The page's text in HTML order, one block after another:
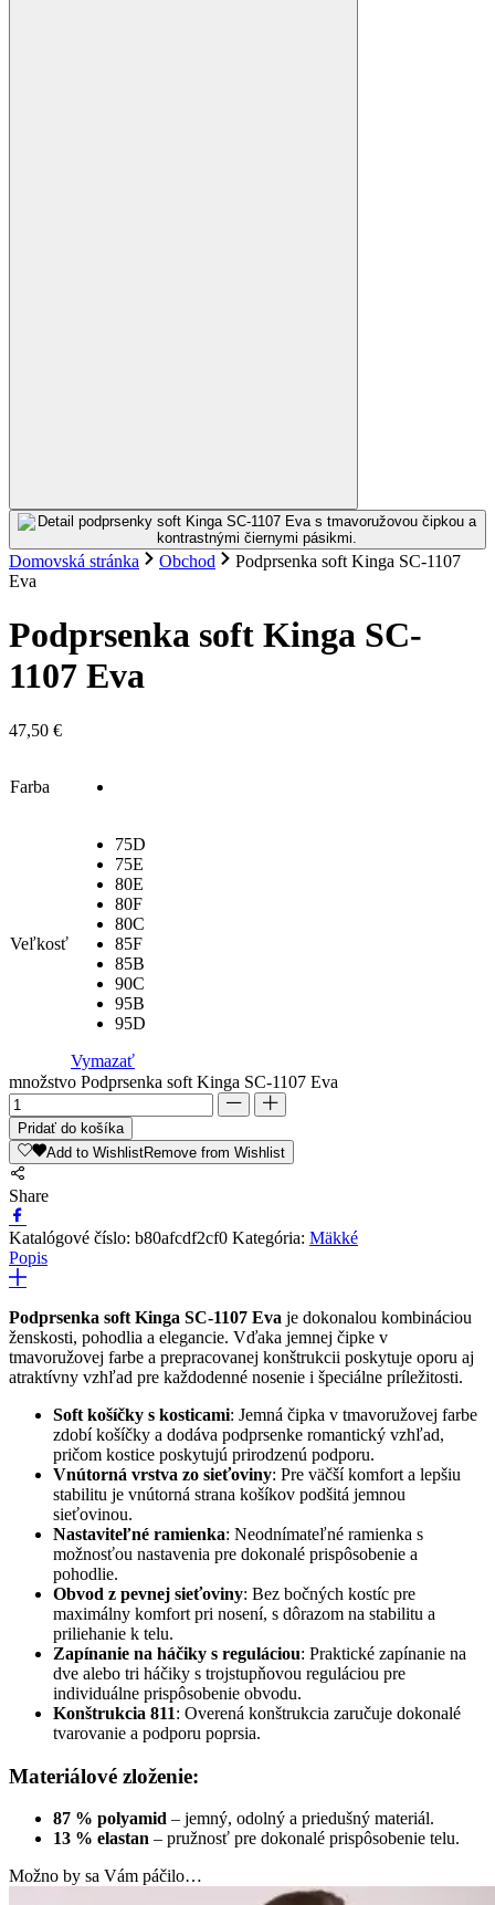
Domovská stránka Obchod
Podprsenka soft Kinga SC-1107
Eva
Podprsenka soft Kinga SC-
1107 Eva
47,50 €
Farba
Veľkosť
75D
75E
80E
80F
80C
85F
85B
90C
95B
95D
Vymazať
množstvo Podprsenka soft Kinga SC-1107 Eva
Pridať do košíka
Add to WishlistRemove from Wishlist
Share
Katalógové číslo: b80afcdf2cf0 Kategória: Mäkké
Popis
Podprsenka soft Kinga SC-1107 Eva je dokonalou kombináciou
ženskosti, pohodlia a elegancie. Vďaka jemnej čipke v
tmavoružovej farbe a prepracovanej konštrukcii poskytuje oporu aj
atraktívny vzhľad pre každodenné nosenie i špeciálne príležitosti.
Soft košíčky s kosticami: Jemná čipka v tmavoružovej farbe
zdobí košíčky a dodáva podprsenke romantický vzhľad,
pričom kostice poskytujú prirodzenú podporu.
Vnútorná vrstva zo sieťoviny: Pre väčší komfort a lepšiu
stabilitu je vnútorná strana košíkov podšitá jemnou
sieťovinou.
Nastaviteľné ramienka: Neodnímateľné ramienka s
možnosťou nastavenia pre dokonalé prispôsobenie a
pohodlie.
Obvod z pevnej sieťoviny: Bez bočných kostíc pre
maximálny komfort pri nosení, s dôrazom na stabilitu a
priliehanie k telu.
Zapínanie na háčiky s reguláciou: Praktické zapínanie na
dve alebo tri háčiky s trojstupňovou reguláciou pre
individuálne prispôsobenie obvodu.
Konštrukcia 811: Overená konštrukcia zaručuje dokonalé
tvarovanie a podporu poprsia.
Materiálové zloženie:
87 % polyamid – jemný, odolný a priedušný materiál.
13 % elastan – pružnosť pre dokonalé prispôsobenie telu.
Možno by sa Vám páčilo…